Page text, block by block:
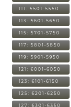
111: 5501-5550
113: 5601-5650
115: 5701-5750
117: 5801-5850
119: 5901-5950
121: 6001-6050
123: 6101-6150
125: 6201-6250
127: 6301-6350